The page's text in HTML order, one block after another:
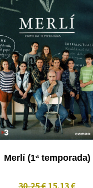
Merlí (1ª temporada)
30,25 € 15,13 €